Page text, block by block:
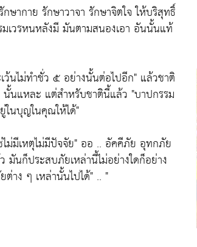
กษากาย รักษาวาจา รักษาจิตใจ ให้บริสุทธิ์
มเวรหนหลังมี มันตามสนองเอา อันนั้นแท้
ว้นไม่ทำชั่ว ๕ อย่างนั้นต่อไปอีก" แล้วชาติ
นั้นแหละ แต่สำหรับชาตินี้แล้ว "บาปกรรม
ในบุญในคุณให้ได้"
ม่มีเหตุไม่มีปัจจัย"ออ .. อัคคีภัย อุทกภัย
มันก็ประสบภัยเหล่านี้ไม่อย่างใดก็อย่าง
าง ๆ เหล่านั้นไปได้" .. "